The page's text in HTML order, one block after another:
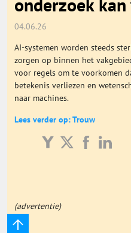
Algemeen
Onderwijs Totaal
Basisonderwijs
ICT
04.06.26
AI-systemen worden steeds
zorgen op binnen het
voor regels om te voorkomen
betekenis verliezen en
naar machines.
Lees verder op: Trouw
(advertentie)